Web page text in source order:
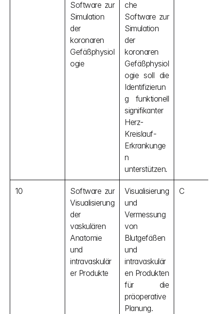
Software zur
Simulation
der
koronaren
Gefäßphysiol
ogie
che
Software zur
Simulation
der
koronaren
Gefäßphysiol
ogie soll die
Identifizierun
g funktionell
signifikanter
Herz-
Kreislauf-
Erkrankunge
n
unterstützen.
10
Software zur
Visualisierung
der
vaskulären
Anatomie
und
intravaskulär
er Produkte
Visualisierung
und
Vermessung
von
Blutgefäßen
und
intravaskulär
en Produkten
für die
präoperative
Planung.
C